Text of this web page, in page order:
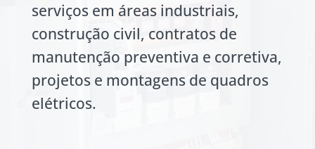
serviços em áreas industriais,
construção civil, contratos de
manutenção preventiva e corretiva,
projetos e montagens de quadros
elétricos.